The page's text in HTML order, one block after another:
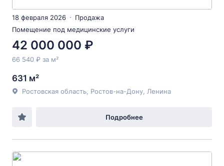
18 февраля 2026
Продажа
Помещение под медицинские услуги
42 000 000 ₽
66 540 ₽ за м²
631 м²
Ростовская область, Ростов-на-Дону, Ленина
Подробнее